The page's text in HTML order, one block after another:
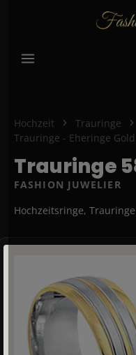
Hochzeit Trauringe
Trauringe - Eheringe
Trauringe
FASHION JUWELIER
Hochzeitsringe, Trauringe
Bildergalerie überspringen